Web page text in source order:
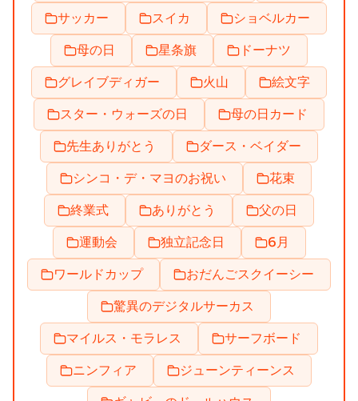
サッカー
スイカ
ショベルカー
母の日
星条旗
ドーナツ
グレイブディガー
火山
絵文字
スター・ウォーズの日
母の日カード
先生ありがとう
ダース・ベイダー
シンコ・デ・マヨのお祝い
花束
終業式
ありがとう
父の日
運動会
独立記念日
6月
ワールドカップ
おだんごスクイーシー
驚異のデジタルサーカス
マイルス・モラレス
サーフボード
ニンフィア
ジューンティーンス